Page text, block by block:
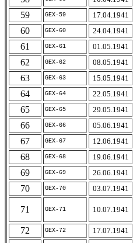
59
GEX-59 17.04.1941
60
GEX-60 24.04.1941
61
GEX-61 01.05.1941
62
GEX-62 08.05.1941
63
GEX-63 15.05.1941
64
GEX-64 22.05.1941
65
GEX-65 29.05.1941
66
GEX-66 05.06.1941
67
GEX-67 12.06.1941
68
GEX-68 19.06.1941
69
GEX-69 26.06.1941
70
GEX-70 03.07.1941
71 GEX-71 10.07.1941
72 GEX-72 17.07.1941